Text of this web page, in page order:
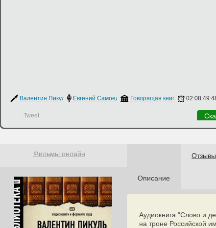
Валентин Пикуль Евгений Самоедов Говорящая книга ,ИДДК
Tweet
Описание
Аудиокнига "Слово и
на троне Российской
Фильмы онлайн